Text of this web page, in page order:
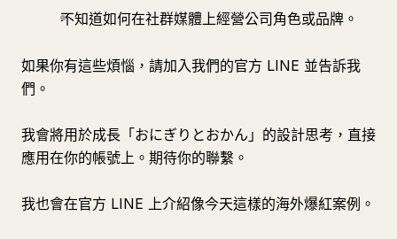
不知道如何在社群媒體上經營公司角色或品牌。
如果你有這些煩惱，請加入我們的官方 LINE 並告訴我
們。
我會將用於成長「おにぎりとおかん」的設計思考，直接
應用在你的帳號上。期待你的聯繫。
我也會在官方 LINE 上介紹像今天這樣的海外爆紅案例。